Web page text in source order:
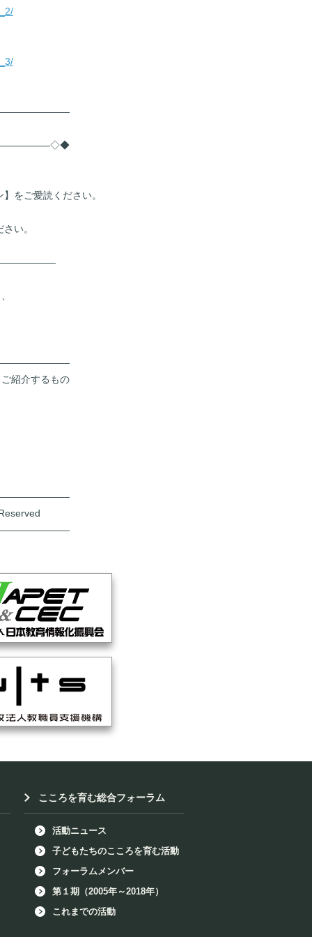
をご愛読ください。
い。
紹介するもの
こころを育む総合フォーラム
活動ニュース
子どもたちのこころを育む活動
フォーラムメンバー
第１期（2005年～2018年）
これまでの活動